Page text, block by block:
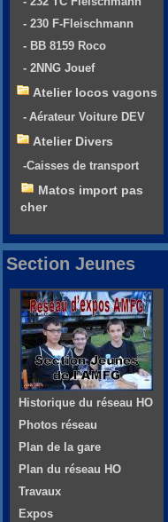
- 230 F-Fleischmann
- BB 8159 Roco
- 2NNG Jouef
Atelier locos vagons
- Aérateur Voiture DEV
Atelier Divers
-Caisses de transport
Matos import pas
cher
Section Jeunes
Historique du réseau HO
Photos réseau
Plan de la gare
Plan du réseau HO
Travaux
Expos